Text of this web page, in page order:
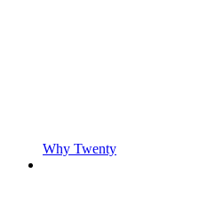
Why Twenty